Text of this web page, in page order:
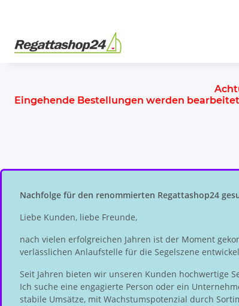
Eingehende Bestellungen werden
Nachfolge für den renommierten Regattashop24
Liebe Kunden, liebe Freunde,
nach vielen erfolgreichen Jahren ist der Moment
verlässlichen Anlaufstelle für die Segelszene
Seit Jahren bieten wir unseren Kunden hochwertige
Ich suche eine engagierte Person oder ein
stabile Umsätze, mit Wachstumspotenzial durch